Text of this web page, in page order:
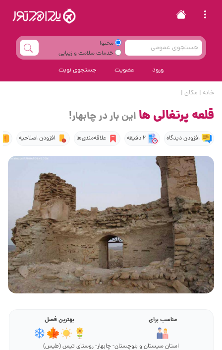
محتوا
خدمات سلامت و زیبایی
ورود عضویت جستجوی نوبت
خانه | مکان |
قلعه پرتغالی ها این بار در چابهار!
افزودن دیدگاه 2 دقیقه علاقه‌مندی‌ها افزودن اصلاحیه
مناسب برای بهترین فصل
استان سیستان و بلوچستان- چابهار- روستای تیس (طیس)